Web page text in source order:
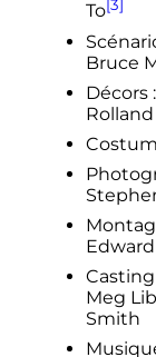
To[3]
Bruce
Décors
Casting
Meg
Smith